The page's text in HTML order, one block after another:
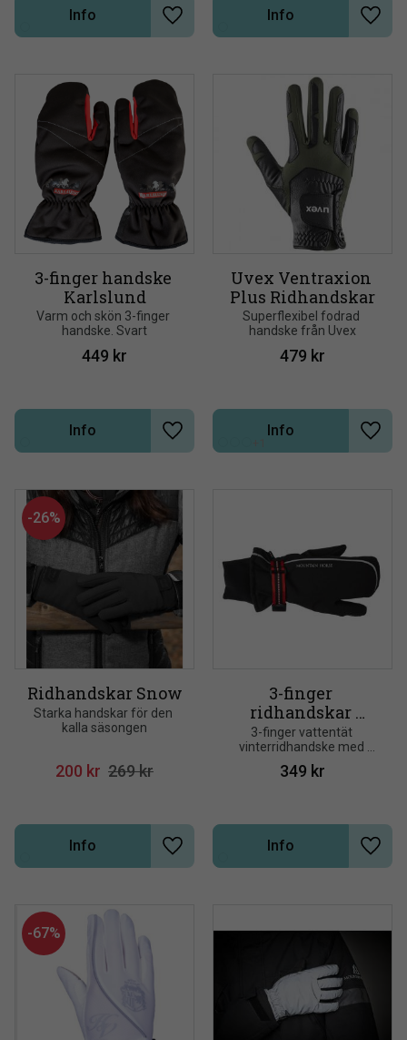
Lägg till i önskelista
Info
Lägg
Info
3-finger handske
Karlslund
Varm och skön 3-finger
handske. Svart
449 kr
Lägg till i önskelista
Info
Uvex Ventraxion
Plus Ridhandskar
Superflexibel fodrad
handske från Uvex
479 kr
Lägg
Info
Ridhandskar Snow
Starka handskar för den
kalla säsongen
200 kr 269kr
26%
Lägg till i önskelista
Info
3-finger
ridhandskar
Triplex Mountain
Horse
3-finger vattentät
vinterridhandske med
reflex-detaljer
349 kr
Lägg
Info
67%